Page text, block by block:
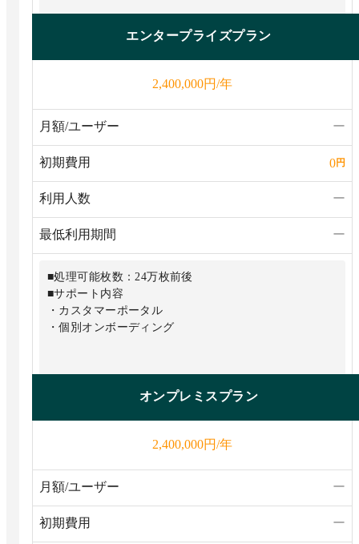
エンタープライズプラン
2,400,000円/年
月額/ユーザー ー
初期費用 0円
利用人数 ー
最低利用期間 ー
■処理可能枚数：24万枚前後
■サポート内容
・カスタマーポータル
・個別オンボーディング
オンプレミスプラン
2,400,000円/年
月額/ユーザー ー
初期費用 ー